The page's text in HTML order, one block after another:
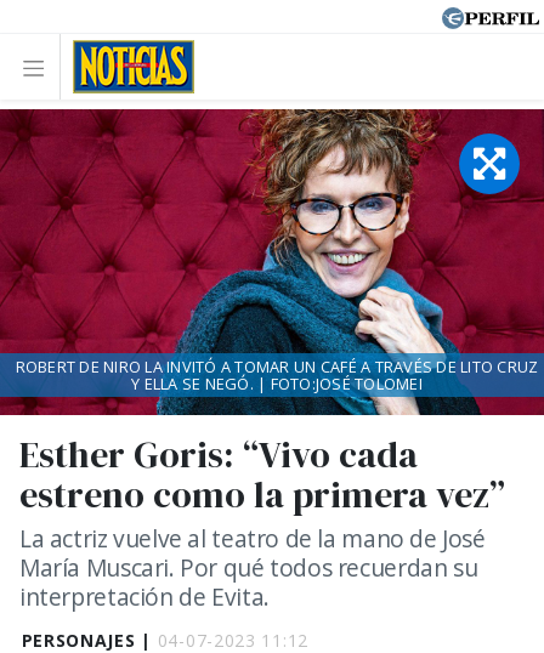
PERSONAJES | 04-07-2023 11:12
Esther Goris: “Vivo cada
estreno como la primera vez”
La actriz vuelve al teatro de la mano de José
María Muscari. Por qué todos recuerdan su
interpretación de Evita.
ROBERT DE NIRO LA INVITÓ A TOMAR UN CAFÉ A TRAVÉS DE LITO CRUZ
Y ELLA SE NEGÓ. | FOTO:JOSÉ TOLOMEI